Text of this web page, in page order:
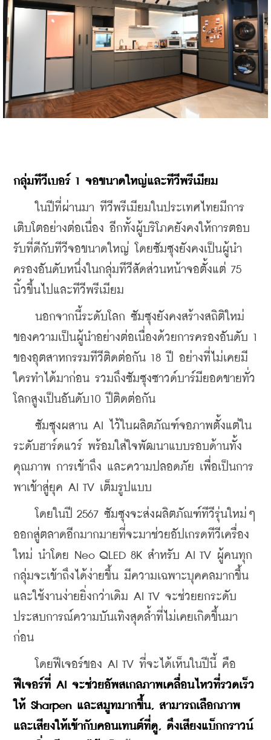
กลุ่มทีวีเบอร์ 1 จอขนาดใหญ่และทีวีพรีเมียม
ในปีที่ผ่านมา ทีวีพรีเมียมในประเทศไทยมีการ
เติบโตอย่างต่อเนื่อง อีกทั้งผู้บริโภคยังคงให้การตอบ
รับที่ดีกับทีวีจอขนาดใหญ่ โดยซัมซุงยังคงเป็นผู้นำ
ครองอันดับหนึ่งในกลุ่มทีวีสัดส่วนหน้าจอตั้งแต่ 75
นิ้วขึ้นไปและทีวีพรีเมียม
นอกจากนี้ระดับโลก ซัมซุงยังคงสร้างสถิติใหม่
ของความเป็นผู้นำอย่างต่อเนื่องด้วยการครองอันดับ 1
ของอุตสาหกรรมทีวีติดต่อกัน 18 ปี อย่างที่ไม่เคยมี
ใครทำได้มาก่อน รวมถึงซัมซุงซาวด์บาร์มียอดขายทั่ว
โลกสูงเป็นอันดับ10 ปีติดต่อกัน
ซัมซุงผสาน AI ไว้ในผลิตภัณฑ์จอภาพตั้งแต่ใน
ระดับฮาร์ดแวร์ พร้อมใส่ใจพัฒนาแบบรอบด้านทั้ง
คุณภาพ การเข้าถึง และความปลอดภัย เพื่อเป็นการ
พาเข้าสู่ยุค AI TV เต็มรูปแบบ
โดยในปี 2567 ซัมซุงจะส่งผลิตภัณฑ์ทีวีรุ่นใหม่ๆ
ออกสู่ตลาดอีกมากมายที่จะมาช่วยอัปเกรดทีวีเครื่อง
ใหม่ นำโดย Neo QLED 8K สำหรับ AI TV ผู้คนทุก
กลุ่มจะเข้าถึงได้ง่ายขึ้น มีความเฉพาะบุคคลมากขึ้น
และใช้งานง่ายยิ่งกว่าเดิม AI TV จะช่วยยกระดับ
ประสบการณ์ความบันเทิงสุดล้ำที่ไม่เคยเกิดขึ้นมา
ก่อน
โดยฟีเจอร์ของ AI TV ที่จะได้เห็นในปีนี้ คือ
ฟีเจอร์ที่ AI จะช่วยอัพสเกลภาพเคลื่อนไหวที่รวดเร็ว
ให้ Sharpen และสมูทมากขึ้น, สามารถเลือกภาพ
และเสียงให้เข้ากับคอนเทนต์ที่ดู, ดึงเสียงแบ็กกราวน์